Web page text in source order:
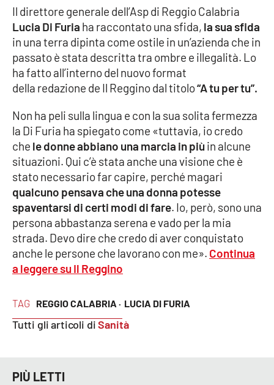
Politica
Sanità
Società
RUBRICHE
Good Morning Vietnam
Parchi Marini Calabria
Leggendo Alvaro insieme
Imprese Di Calabria
Venti di comunicazione
STREAMING
TAG REGGIO CALABRIA · LUCIA DI FURIA
Tutti gli articoli diSanità
Il direttore generale dell’Asp di Reggio Calabria
Lucia Di Furia ha raccontato una sfida, la sua sfida
in una terra dipinta come ostile in un’azienda che in
passato è stata descritta tra ombre e illegalità. Lo
ha fatto all’interno del nuovo format
della redazione de Il Reggino dal titolo“A tu per tu”.
Non ha peli sulla lingua e con la sua solita fermezza
la Di Furia ha spiegato come «tuttavia, io credo
che le donne abbiano una marcia in più in alcune
situazioni. Qui c’è stata anche una visione che è
stato necessario far capire, perché magari
qualcuno pensava che una donna potesse
spaventarsi di certi modi di fare. Io, però, sono una
persona abbastanza serena e vado per la mia
strada. Devo dire che credo di aver conquistato
anche le persone che lavorano con me». Continua
a leggere su Il Reggino
PIÙ LETTI